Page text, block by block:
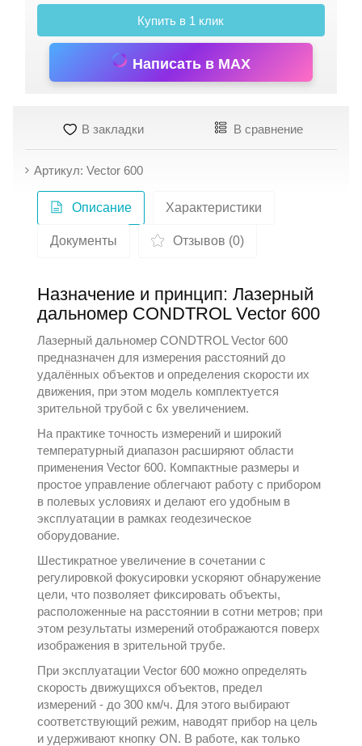
Купить в 1 клик
Написать в MAX
В закладки В сравнение
Артикул: Vector 600
Описание Характеристики
Документы Отзывов (0)
Назначение и принцип: Лазерный
дальномер CONDTROL Vector 600
Лазерный дальномерCONDTROL Vector 600
предназначен для измерения расстояний до
удалённых объектов и определения скорости их
движения, при этом модель комплектуется
зрительной трубой с 6х увеличением.
На практике точность измерений и широкий
температурный диапазон расширяют области
применения Vector 600. Компактные размеры и
простое управление облегчают работу с прибором
в полевых условиях и делают его удобным в
эксплуатации в рамках геодезическое
оборудование.
Шестикратное увеличение в сочетании с
регулировкой фокусировки ускоряют обнаружение
цели, что позволяет фиксировать объекты,
расположенные на расстоянии в сотни метров; при
этом результаты измерений отображаются поверх
изображения в зрительной трубе.
При эксплуатации Vector 600 можно определять
скорость движущихся объектов, предел
измерений - до 300 км/ч. Для этого выбирают
соответствующий режим, наводят прибор на цель
и удерживают кнопку ON. В работе, как только